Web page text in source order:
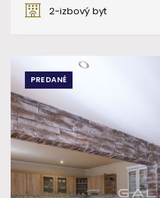
2-izbový byt
PREDANÉ